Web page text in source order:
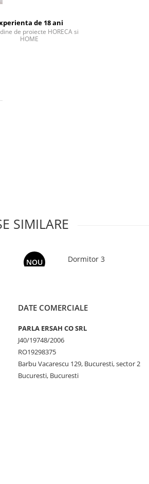
de 18 ani
de proiecte HORECA si
HOME
SIMILARE
NOU Dormitor 3
DATE COMERCIALE
PARLA ERSAH CO SRL
J40/19748/2006
RO19298375
Barbu Vacarescu 129, Bucuresti, sector 2
Bucuresti, Bucuresti